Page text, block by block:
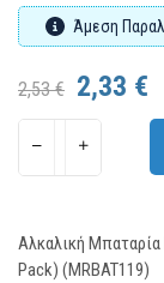
Άμεση
2,53 € 2,33 €
Αλκαλική
Pack) (MRBAT119)